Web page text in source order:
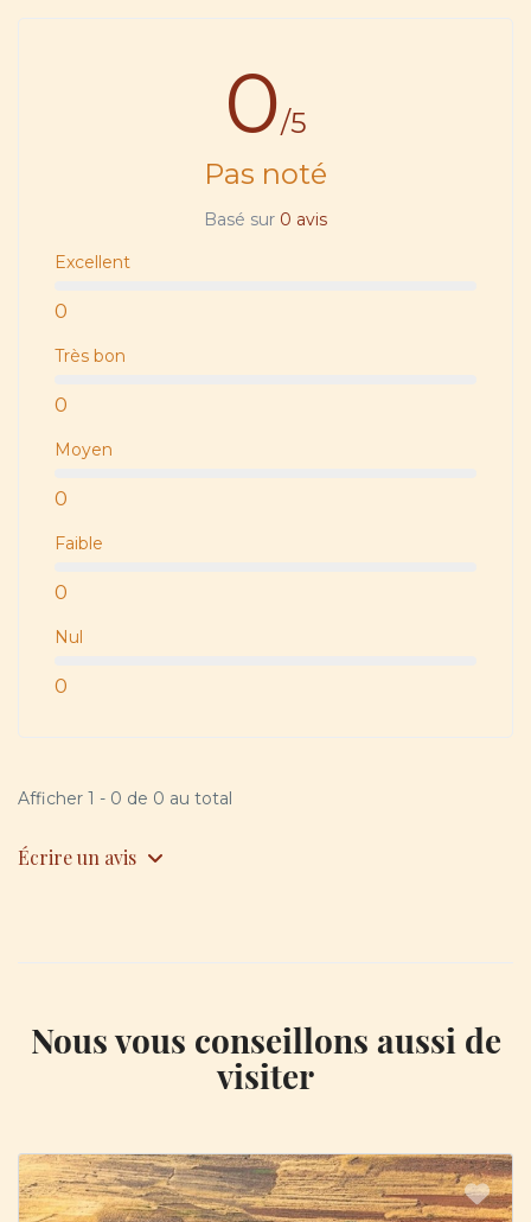
0/5
Pas noté
Basé sur 0 avis
Excellent
0
Très bon
0
Moyen
0
Faible
0
Nul
0
Afficher 1 - 0 de 0 au total
Écrire un avis
Nous vous conseillons aussi de
visiter